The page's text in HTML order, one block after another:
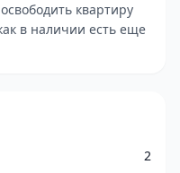
квартиру
в наличии есть еще
2